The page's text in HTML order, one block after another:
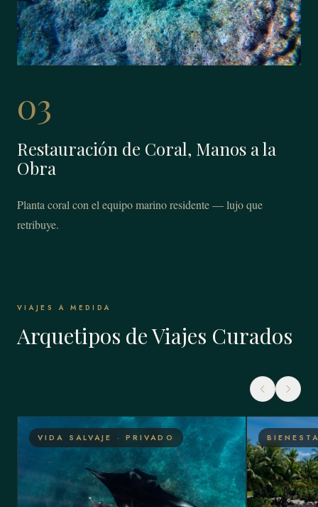
03
Restauración de Coral, Manos a la
Obra
Planta coral con el equipo marino residente — lujo que
retribuye.
VIAJES A MEDIDA
Arquetipos de Viajes Curados
VIDA SALVAJE · PRIVADO